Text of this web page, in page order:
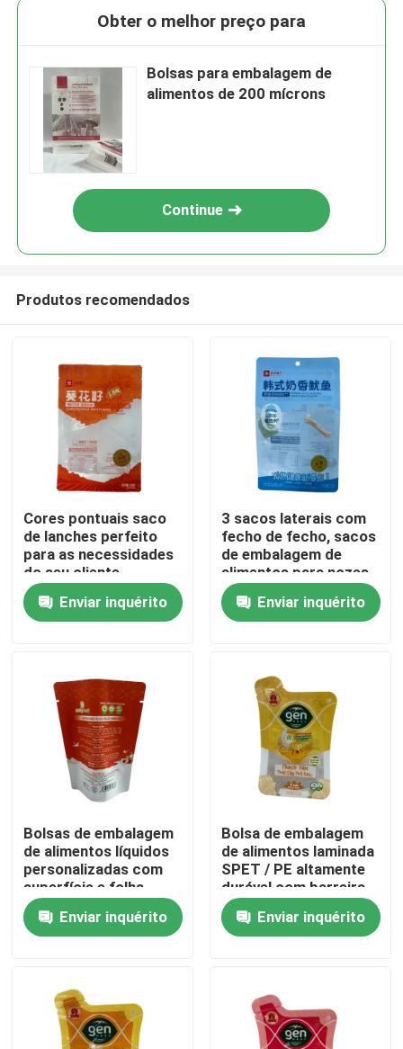
Casa
Produtos
Excursão da fábrica
Controle da qualidade
Notícia
Casos
Bolsa de embalagem de bico
Obter o melhor preço para
Bolsas para embalagem de
alimentos de 200 mícrons
Continue
Produtos recomendados
Cores pontuais saco
de lanches perfeito
para as necessidades
do seu cliente
Enviar inquérito
3 sacos laterais com
fecho de fecho, sacos
de embalagem de
alimentos para nozes
e esterilização
personalizada na
indústria
Enviar inquérito
Bolsas de embalagem
de alimentos líquidos
personalizadas com
superfície e folha
Enviar inquérito
Bolsa de embalagem
de alimentos laminada
SPET / PE altamente
durável com barreira
Enviar inquérito